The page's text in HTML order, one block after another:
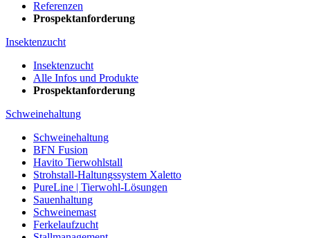
Referenzen
Prospektanforderung
Insektenzucht
Insektenzucht
Alle Infos und Produkte
Prospektanforderung
Schweinehaltung
Schweinehaltung
BFN Fusion
Havito Tierwohlstall
Strohstall-Haltungssystem Xaletto
PureLine | Tierwohl-Lösungen
Sauenhaltung
Schweinemast
Ferkelaufzucht